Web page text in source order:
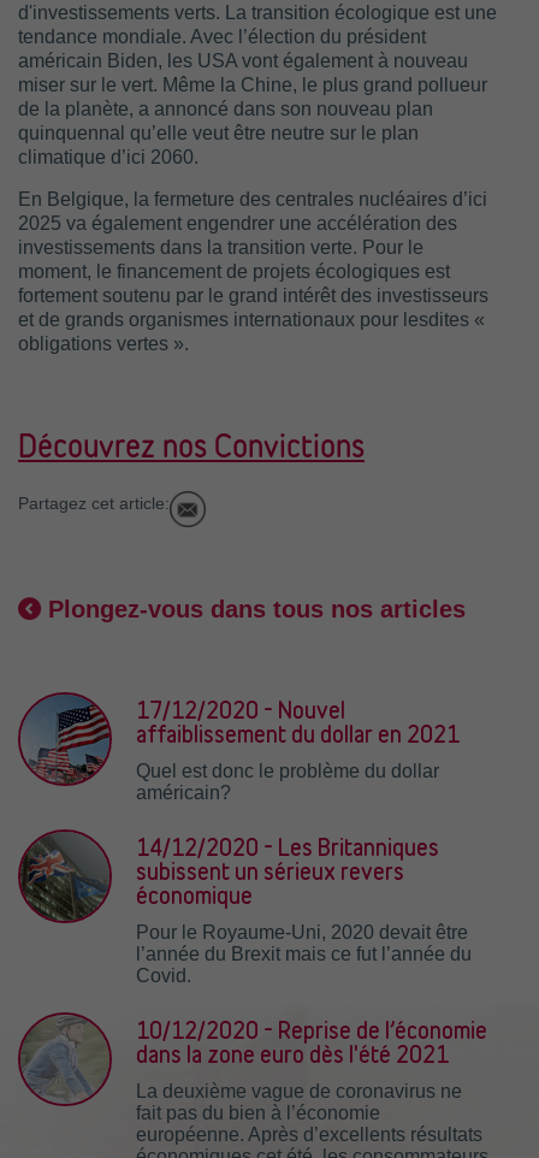
d'investissements verts. La transition écologique est une
tendance mondiale. Avec l’élection du président
américain Biden, les USA vont également à nouveau
miser sur le vert. Même la Chine, le plus grand pollueur
de la planète, a annoncé dans son nouveau plan
quinquennal qu’elle veut être neutre sur le plan
climatique d’ici 2060.
En Belgique, la fermeture des centrales nucléaires d’ici
2025 va également engendrer une accélération des
investissements dans la transition verte. Pour le
moment, le financement de projets écologiques est
fortement soutenu par le grand intérêt des investisseurs
et de grands organismes internationaux pour lesdites «
obligations vertes ».
Découvrez nos Convictions
Partagez cet article:
Plongez-vous dans tous nos articles
17/12/2020 - Nouvel
affaiblissement du dollar en 2021
Quel est donc le problème du dollar
américain?
14/12/2020 - Les Britanniques
subissent un sérieux revers
économique
Pour le Royaume-Uni, 2020 devait être
l’année du Brexit mais ce fut l’année du
Covid.
10/12/2020 - Reprise de l’économie
dans la zone euro dès l'été 2021
La deuxième vague de coronavirus ne
fait pas du bien à l’économie
européenne. Après d’excellents résultats